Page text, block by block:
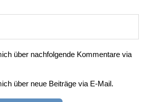
über nachfolgende Kommentare via
über neue Beiträge via E-Mail.